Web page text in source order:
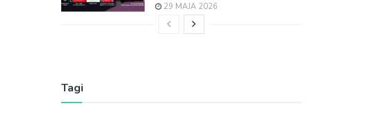
29 MAJA 2026
Tagi